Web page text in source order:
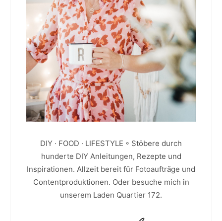
DIY · FOOD · LIFESTYLE ◦ Stöbere durch
hunderte DIY Anleitungen, Rezepte und
Inspirationen. Allzeit bereit für Fotoaufträge und
Contentproduktionen. Oder besuche mich in
unserem Laden Quartier 172.